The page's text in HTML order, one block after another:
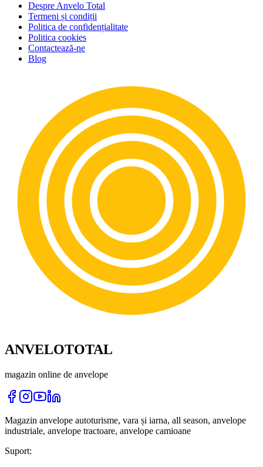
Despre Anvelo Total
Termeni și condiții
Politica de confidențialitate
Politica cookies
Contactează-ne
Blog
ANVELOTOTAL
magazin online de anvelope
Magazin anvelope autoturisme, vara și iarna, all season, anvelope
industriale, anvelope tractoare, anvelope camioane
Suport: